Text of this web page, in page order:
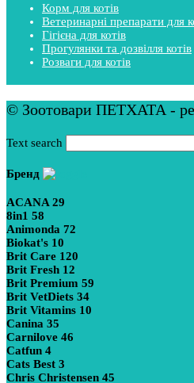
Корм для котів
Ветеринарні препарати для
Гігієна для котів
Прогулянки та дозвілля котів
Розваги для котів
© Зоотовари ПЕТХАТА -
Text search
Бренд
ACANA29
8in1 58
Animonda 72
Biokat's 10
Brit Care 120
Brit Fresh 12
Brit Premium 59
Brit VetDiets 34
Brit Vitamins 10
Canina 35
Carnilove 46
Catfun 4
Cats Best 3
Chris Christensen 45